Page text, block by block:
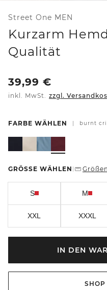
Street One MEN
Kurzarm
Qualität
39,99 €
inkl. MwSt. zzgl.
FARBE WÄHLEN burnt
GRÖSSE WÄHLEN
S M
XXL XXXL
IN DEN
SHOP